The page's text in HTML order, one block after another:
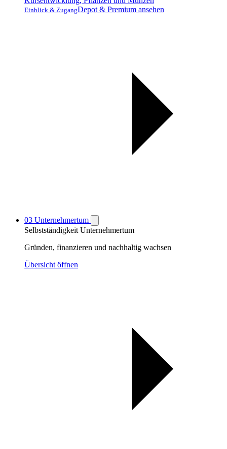
Einblick & ZugangDepot & Premium ansehen
03 Unternehmertum
Selbstständigkeit Unternehmertum
Gründen, finanzieren und nachhaltig wachsen
Übersicht öffnen